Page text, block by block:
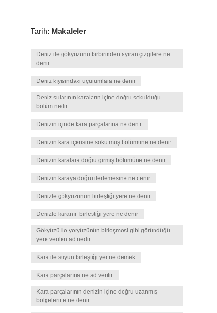
Tarih: Makaleler
Deniz ile gökyüzünü birbirinden ayıran çizgilere ne
denir
Deniz kıyısındaki uçurumlara ne denir
Deniz sularının karaların içine doğru sokulduğu
bölüm nedir
Denizin içinde kara parçalarına ne denir
Denizin kara içerisine sokulmuş bölümüne ne denir
Denizin karalara doğru girmiş bölümüne ne denir
Denizin karaya doğru ilerlemesine ne denir
Denizle gökyüzünün birleştiği yere ne denir
Denizle karanın birleştiği yere ne denir
Gökyüzü ile yeryüzünün birleşmesi gibi göründüğü
yere verilen ad nedir
Kara ile suyun birleştiği yer ne demek
Kara parçalarına ne ad verilir
Kara parçalarının denizin içine doğru uzanmış
bölgelerine ne denir